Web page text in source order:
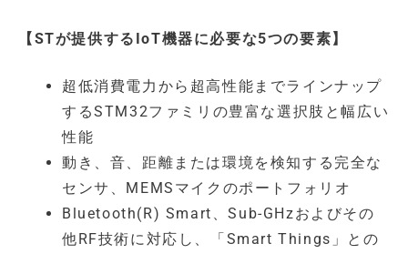
【STが提供するIoT機器に必要な5つの要素】
超低消費電力から超高性能までラインナップ
するSTM32ファミリの豊富な選択肢と幅広い
性能
動き、音、距離または環境を検知する完全な
センサ、MEMSマイクのポートフォリオ
Bluetooth(R) Smart、Sub-GHzおよびその
他RF技術に対応し、「Smart Things」との